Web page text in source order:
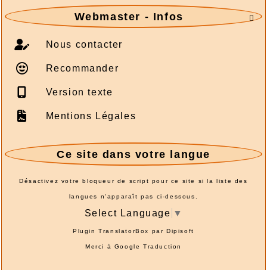

Webmaster - Infos
Nous contacter
Recommander
Version texte
Mentions Légales
Ce site dans votre langue
Désactivez votre bloqueur de script pour ce site si la liste des
langues n'apparaît pas ci-dessous.
Select Language ▼
Plugin TranslatorBox parDipisoft
Merci à Google Traduction